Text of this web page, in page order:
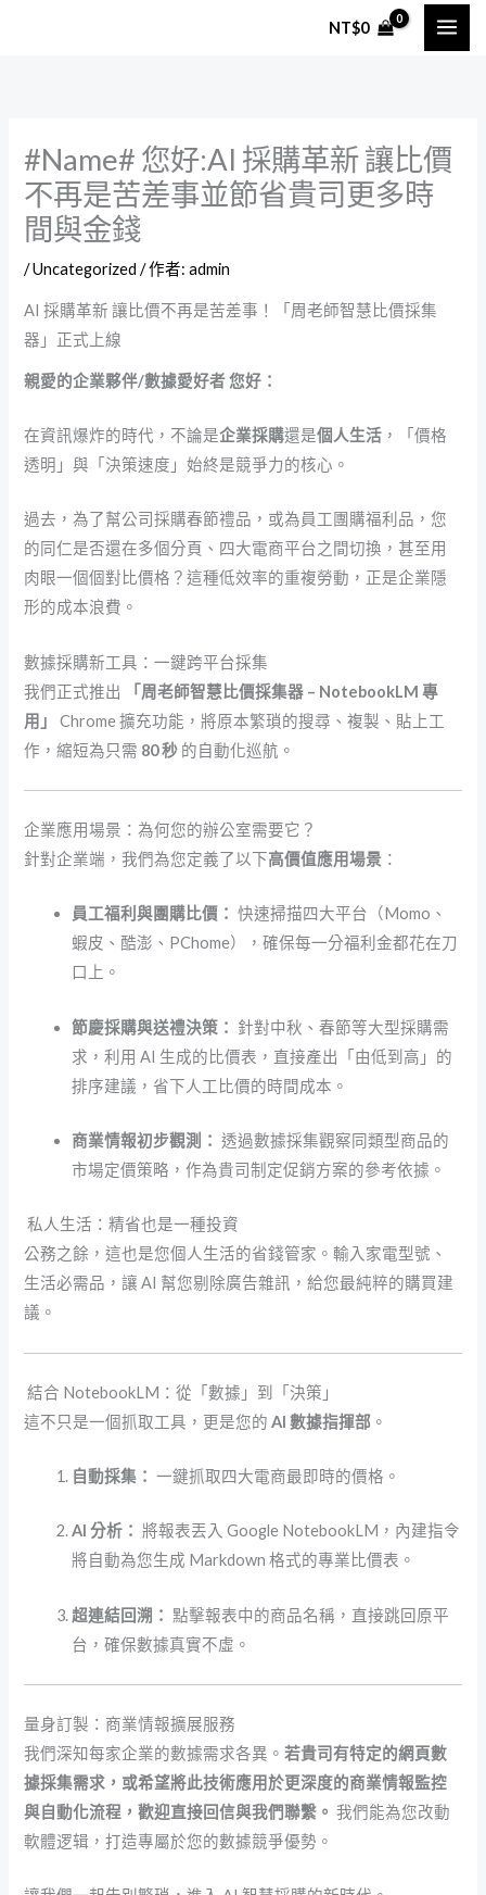
NT$0
#Name# 您好:AI 採購革新 讓比價
不再是苦差事並節省貴司更多時
間與金錢
/Uncategorized / 作者:admin
AI 採購革新 讓比價不再是苦差事！「周老師智慧比價採集
器」正式上線
親愛的企業夥伴/數據愛好者 您好：
在資訊爆炸的時代，不論是企業採購還是個人生活 ，「價格
透明」與「決策速度」始終是競爭力的核心。
過去，為了幫公司採購春節禮品，或為員工團購福利品，您
的同仁是否還在多個分頁、四大電商平台之間切換，甚至用
肉眼一個個對比價格？這種低效率的重複勞動，正是企業隱
形的成本浪費。
數據採購新工具：一鍵跨平台採集
我們正式推出
「周老師智慧比價採集器 – NotebookLM 專
用」
Chrome 擴充功能，將原本繁瑣的搜尋、複製、貼上工
作，縮短為只需 80 秒 的自動化巡航。
企業應用場景：為何您的辦公室需要它？
針對企業端，我們為您定義了以下高價值應用場景 ：
員工福利與團購比價： 快速掃描四大平台（Momo、
蝦皮、酷澎、PChome），確保每一分福利金都花在刀
口上。
節慶採購與送禮決策： 針對中秋、春節等大型採購需
求，利用 AI 生成的比價表，直接產出「由低到高」的
排序建議，省下人工比價的時間成本。
商業情報初步觀測： 透過數據採集觀察同類型商品的
市場定價策略，作為貴司制定促銷方案的參考依據。
私人生活：精省也是一種投資
公務之餘，這也是您個人生活的省錢管家。輸入家電型號、
生活必需品，讓 AI 幫您剔除廣告雜訊，給您最純粹的購買建
議。
結合 NotebookLM：從「數據」到「決策」
這不只是一個抓取工具，更是您的AI 數據指揮部 。
自動採集： 一鍵抓取四大電商最即時的價格。
AI 分析： 將報表丟入 Google NotebookLM，內建指令
將自動為您生成 Markdown 格式的專業比價表。
超連結回溯： 點擊報表中的商品名稱，直接跳回原平
台，確保數據真實不虛。
量身訂製：商業情報擴展服務
我們深知每家企業的數據需求各異。若貴司有特定的網頁數
據採集需求，或希望將此技術應用於更深度的商業情報監控
與自動化流程，歡迎直接回信與我們聯繫。 我們能為您改動
軟體逻辑，打造專屬於您的數據競爭優勢。